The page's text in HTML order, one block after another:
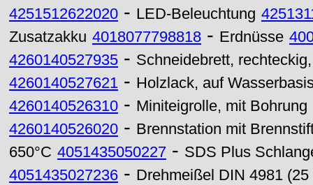
4251512622020 - LED-Beleuchtung
Zusatzakku 4018077798818 - Erdnüsse
4260140527935 - Schneidebrett,
4260140527621 - Holzlack, auf
4260140526310 - Miniteigrolle, mit Bohrung
4260140526020 - Brennstation mit
650°C 4051435050227 - SDS Plus
4051435027236 - Drehmeißel DIN 4981